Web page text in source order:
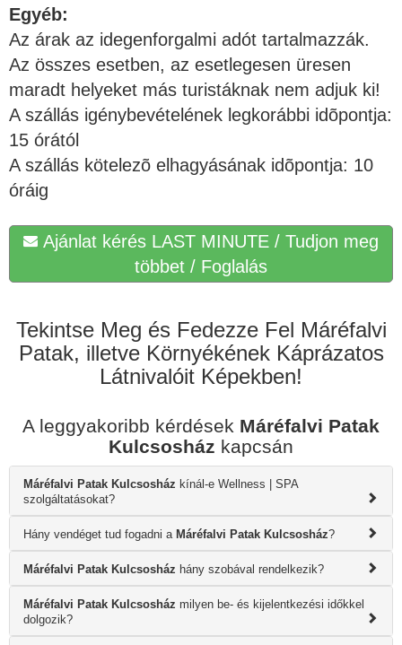
Egyéb:
Az árak az idegenforgalmi adót tartalmazzák.
Az összes esetben, az esetlegesen üresen
maradt helyeket más turistáknak nem adjuk ki!
A szállás igénybevételének legkorábbi idõpontja:
15 órától
A szállás kötelezõ elhagyásának idõpontja: 10
óráig
Ajánlat kérés LAST MINUTE / Tudjon meg
többet / Foglalás
Tekintse Meg és Fedezze Fel Máréfalvi
Patak, illetve Környékének Káprázatos
Látnivalóit Képekben!
A leggyakoribb kérdések Máréfalvi Patak
Kulcsosház kapcsán
Máréfalvi Patak Kulcsosház kínál-e Wellness | SPA
szolgáltatásokat?
Hány vendéget tud fogadni a Máréfalvi Patak Kulcsosház?
Máréfalvi Patak Kulcsosház hány szobával rendelkezik?
Máréfalvi Patak Kulcsosház milyen be- és kijelentkezési időkkel
dolgozik?